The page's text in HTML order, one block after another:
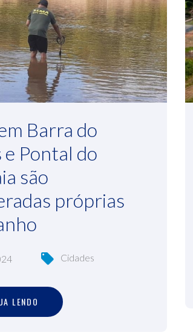
Barra do
e Pontal do
são
próprias
Cidades
A L END O
LENDO